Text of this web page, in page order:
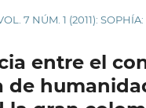
7 NÚM. 1 (2011):
entre el
de